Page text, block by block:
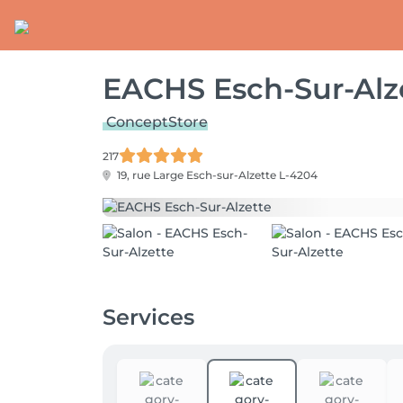
EACHS Esch-Sur-
ConceptStore
217
19, rue Large Esch-sur-Alzette L-4204
Services